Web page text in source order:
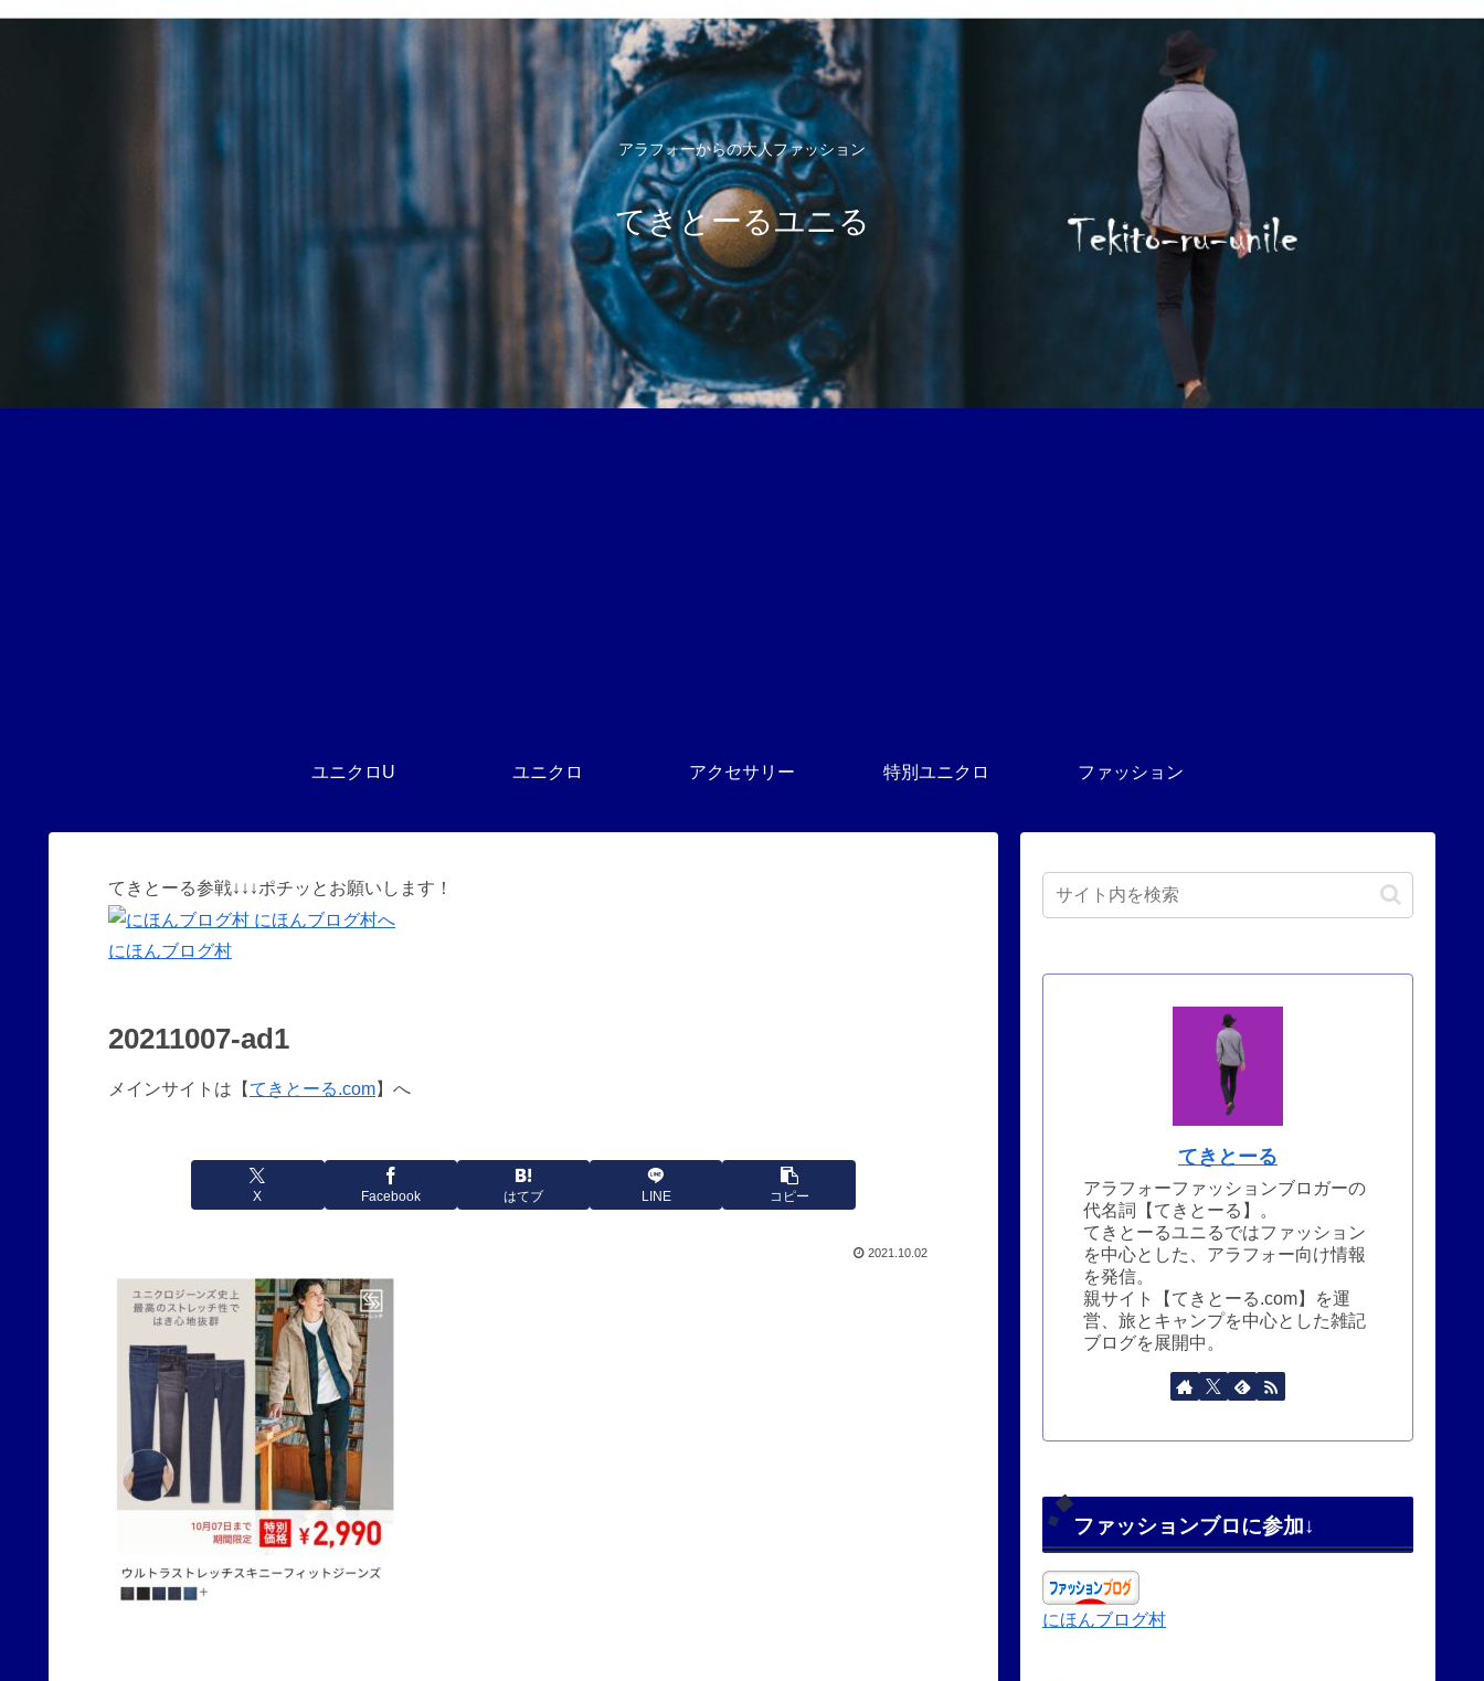
アラフォーからの大人ファッション
てきとーるユニる
ユニクロU ユニクロ アクセサリー 特別ユニクロ ファッション
てきとーる参戦↓↓↓ポチッとお願いします！
にほんブログ村
20211007-ad1
メインサイトは【てきとーる.com】へ
X Facebook はてブ LINE コピー
2021.10.02
てきとーる
アラフォーファッションブロガーの
代名詞【てきとーる】。
てきとーるユニるではファッション
を中心とした、アラフォー向け情報
を発信。
親サイト【てきとーる.com】を運
営、旅とキャンプを中心とした雑記
ブログを展開中。
ファッションブロに参加↓
にほんブログ村